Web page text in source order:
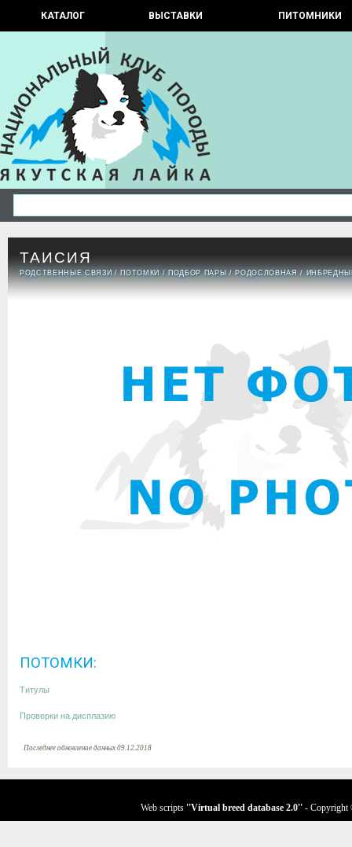
КАТАЛОГ ВЫСТАВКИ ПИТОМНИКИ
ТАИСИЯ
РОДСТВЕННЫЕ СВЯЗИ /ПОТОМКИ /ПОДБОР ПАРЫ /РОДОСЛОВНАЯ /
ПОТОМКИ:
Титулы
Проверки на дисплазию
Последнее обновление данных 09.12.2018
Web scripts ''Virtual breed database 2.0'' - Copyright